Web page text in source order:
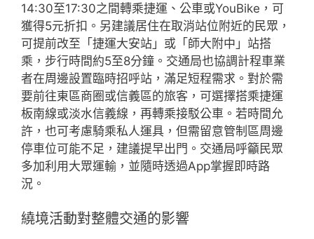
14:30至17:30之間轉乘捷運、公車或YouBike，可
獲得5元折扣。另建議居住在取消站位附近的民眾，
可提前改至「捷運大安站」或「師大附中」站搭
乘，步行時間約5至8分鐘。交通局也協調計程車業
者在周邊設置臨時招呼站，滿足短程需求。對於需
要前往東區商圈或信義區的旅客，可選擇搭乘捷運
板南線或淡水信義線，再轉乘接駁公車。若時間允
許，也可考慮騎乘私人運具，但需留意管制區周邊
停車位可能不足，建議提早出門。交通局呼籲民眾
多加利用大眾運輸，並隨時透過App掌握即時路
況。
繞境活動對整體交通的影響